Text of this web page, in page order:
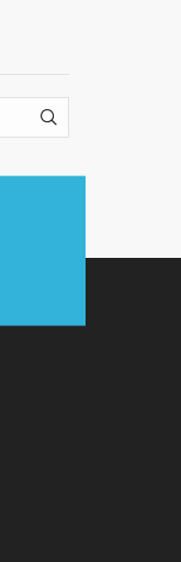
SEARCH